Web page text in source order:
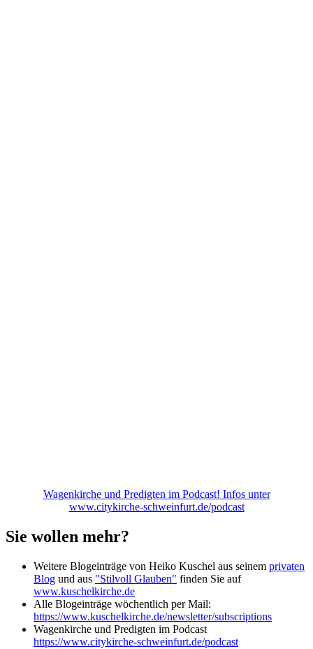
Wagenkirche und Predigten im Podcast! Infos unter
www.citykirche-schweinfurt.de/podcast
Sie wollen mehr?
Weitere Blogeinträge von Heiko Kuschel aus seinem privaten
Blog und aus "Stilvoll Glauben" finden Sie auf
www.kuschelkirche.de
Alle Blogeinträge wöchentlich per Mail:
https://www.kuschelkirche.de/newsletter/subscriptions
Wagenkirche und Predigten im Podcast
https://www.citykirche-schweinfurt.de/podcast